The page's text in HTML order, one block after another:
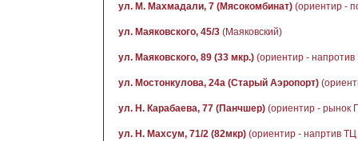
ул. М. Махмадали, 7 (Мясокомбинат) (ориентир -
ул. Маяковского, 45/3 (Маяковский)
ул. Маяковского, 89 (33 мкр.) (ориентир - напротив
ул. Мостонкулова, 24а (Старый Аэропорт)
ул. Н. Карабаева, 77 (Панчшер) (ориентир - рынок
ул. Н. Махсум, 71/2 (82мкр) (ориентир - напртив ТЦ